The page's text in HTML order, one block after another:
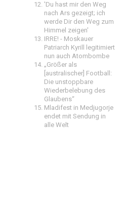
'Du hast mir den Weg
nach Ars gezeigt; ich
werde Dir den Weg zum
Himmel zeigen'
IRRE! - Moskauer
Patriarch Kyrill legitimiert
nun auch Atombombe
„Größer als
[australischer] Football:
Die unstoppbare
Wiederbelebung des
Glaubens“
Mladifest in Medjugorje
endet mit Sendung in
alle Welt